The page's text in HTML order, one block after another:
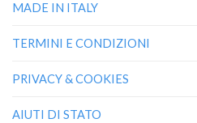
MADE IN ITALY
TERMINI E CONDIZIONI
PRIVACY & COOKIES
AIUTI DI STATO